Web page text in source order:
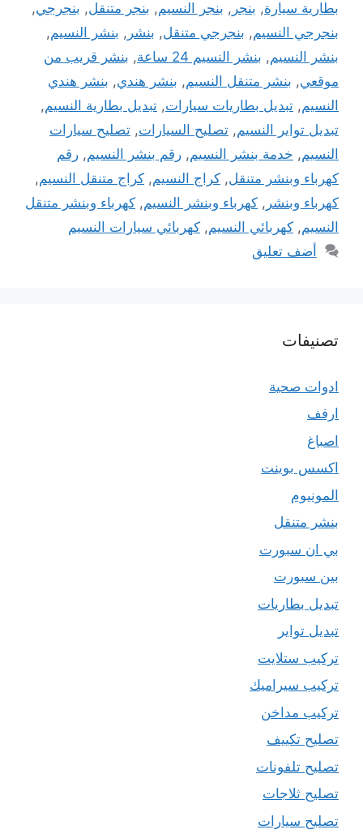
بطارية سيارة, بنجر , بنجر النسيم, بنجر متنقل, بنجرجي,
بنجرجي النسيم, بنجرجي متنقل, بنشر , بنشر النسيم,
بنشر النسيم, بنشر النسيم 24 ساعة , بنشر قريب من
موقعي, بنشر متنقل النسيم, بنشر هندي, بنشر هندي
النسيم, تبديل بطاريات سيارات, تبديل بطارية النسيم,
تبديل تواير النسيم, تصليح السيارات, تصليح سيارات
النسيم, خدمة بنشر النسيم, رقم بنشر النسيم, رقم
كهرباء وبنشر متنقل, كراج النسيم, كراج متنقل النسيم,
كهرباء وبنشر , كهرباء وبنشر النسيم, كهرباء وبنشر متنقل
النسيم, كهربائي النسيم, كهربائي سيارات النسيم
أضف تعليق
تصنيفات
ادوات صحية
ارفف
اصباغ
اكسس بوينت
المونيوم
بنشر متنقل
بي ان سبورت
بين سبورت
تبديل بطاريات
تبديل تواير
تركيب ستلايت
تركيب سيراميك
تركيب مداخن
تصليح تكييف
تصليح تلفونات
تصليح ثلاجات
تصليح سيارات